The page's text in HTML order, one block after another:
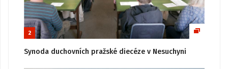
2
Synoda duchovních pražské diecéze v Nesuchyni